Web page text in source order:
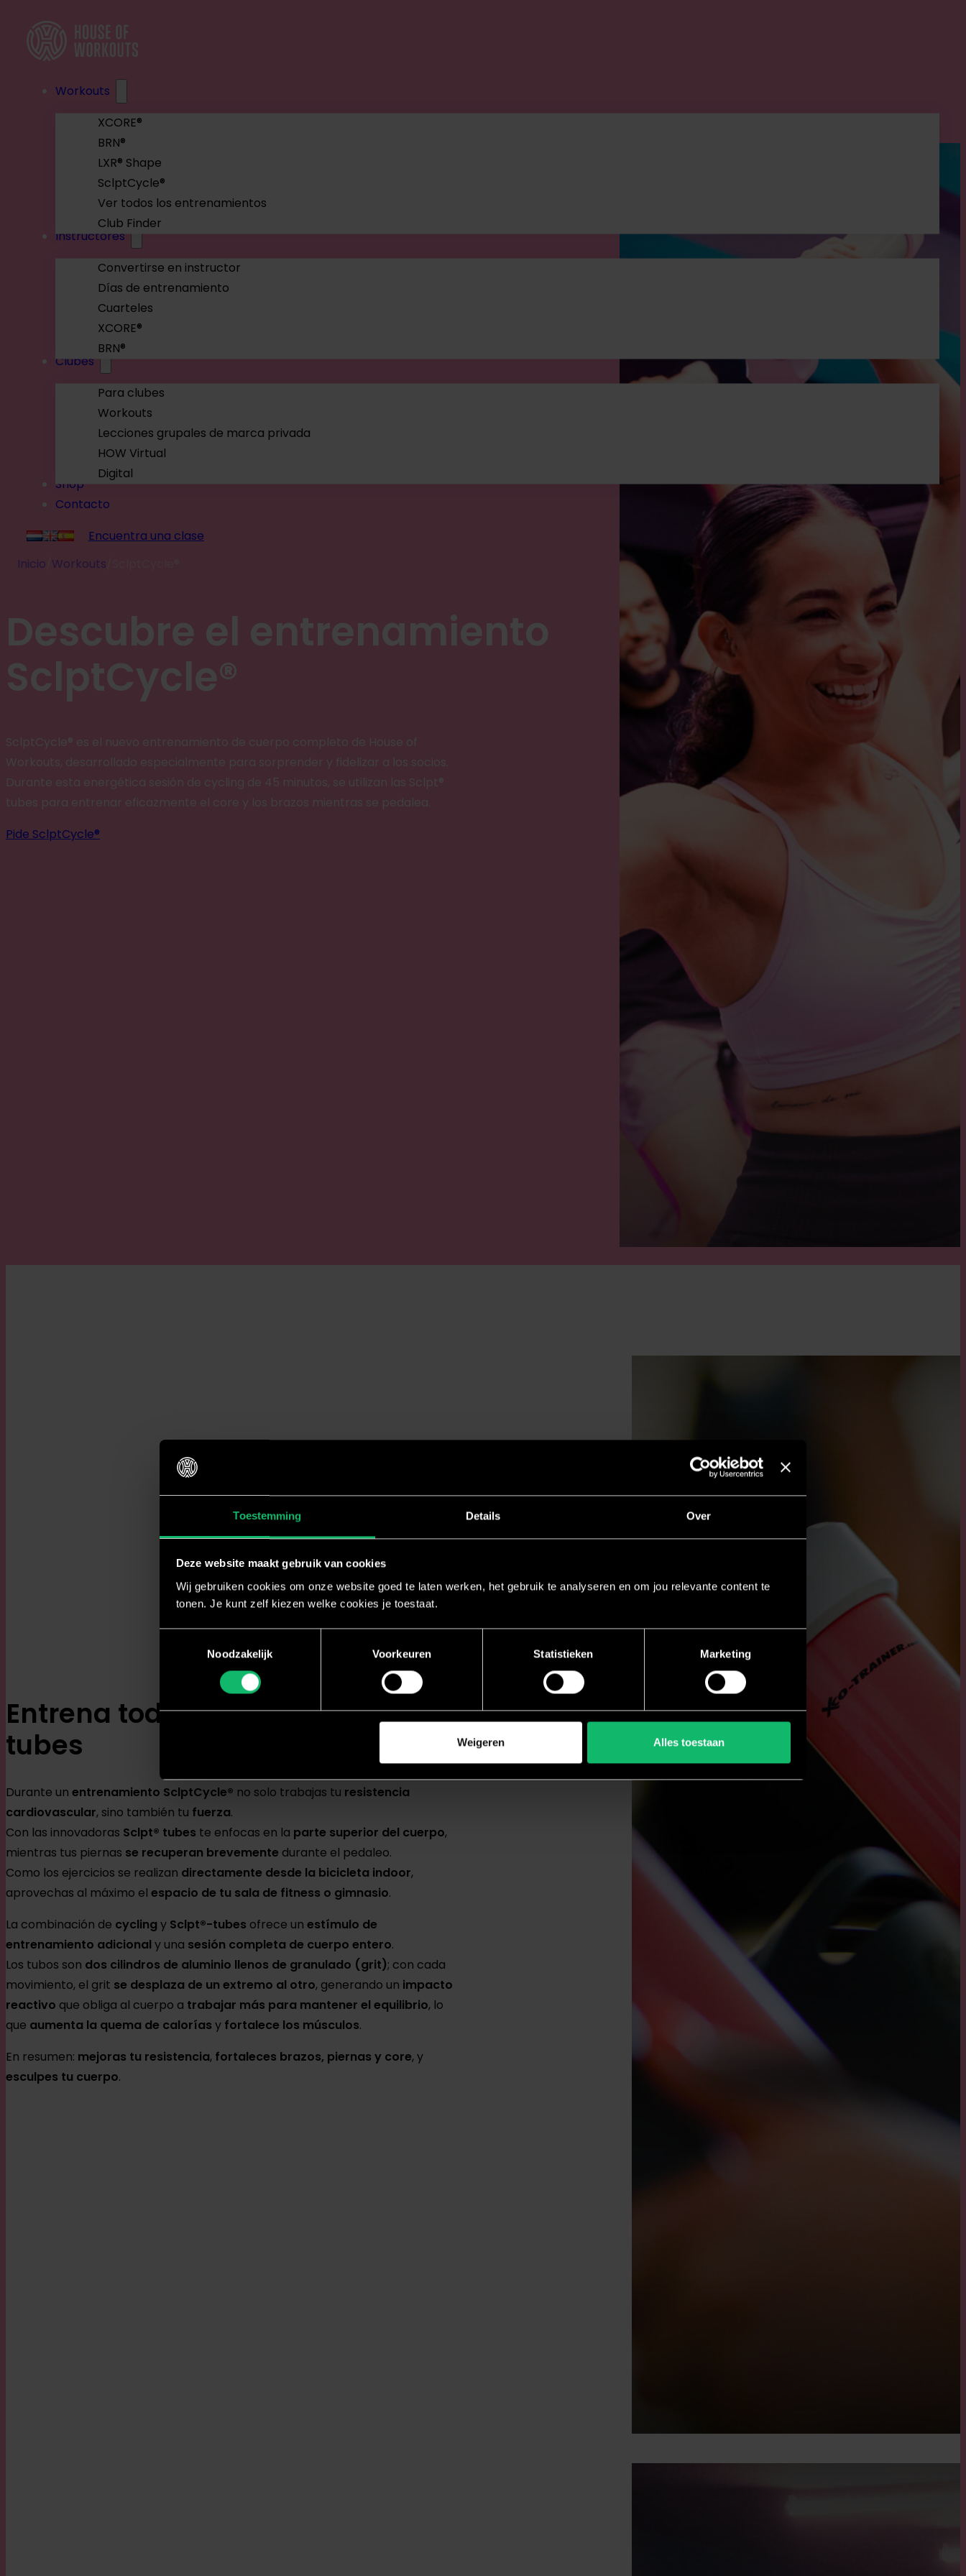
Toestemming Details Over
Deze website maakt gebruik van cookies
Wij gebruiken cookies om onze website goed te laten werken, het gebruik te analyseren en om jou relevante content te
tonen. Je kunt zelf kiezen welke cookies je toestaat.
Noodzakelijk
Voorkeuren Statistieken Marketing
Weigeren Alles toestaan
Workouts
XCORE®
BRN®
LXR® Shape
SclptCycle®
Ver todos los entrenamientos
Club Finder
Instructores
Convertirse en instructor
Días de entrenamiento
Cuarteles
XCORE®
BRN®
Clubes
Para clubes
Workouts
Lecciones grupales de marca privada
HOW Virtual
Digital
Shop
Contacto
Encuentra una clase
Inicio Workouts
Descubre el entrenamiento
SclptCycle®
SclptCycle® es el nuevo entrenamiento de cuerpo completo de House of
Workouts, desarrollado especialmente para sorprender y fidelizar a los socios.
Durante esta energética sesión de cycling de 45 minutos, se utilizan las Sclpt®
tubes para entrenar eficazmente el core y los brazos mientras se pedalea.
Pide SclptCycle®
Entrena todo el cuerpo con las Sclpt®-
tubes
Durante un entrenamiento SclptCycle® no solo trabajas tu resistencia
cardiovascular, sino también tu fuerza.
Con las innovadoras Sclpt® tubes te enfocas en la parte superior del cuerpo,
mientras tus piernas se recuperan brevemente durante el pedaleo.
Como los ejercicios se realizan directamente desde la bicicleta indoor,
aprovechas al máximo el espacio de tu sala de fitness o gimnasio.
La combinación de cycling y Sclpt®-tubes ofrece un estímulo de
entrenamiento adicional y una sesión completa de cuerpo entero.
Los tubos son dos cilindros de aluminio llenos de granulado (grit); con cada
movimiento, el grit se desplaza de un extremo al otro, generando un impacto
reactivo que obliga al cuerpo a trabajar más para mantener el equilibrio, lo
que aumenta la quema de calorías y fortalece los músculos.
En resumen: mejoras tu resistencia, fortaleces brazos, piernas y core, y
esculpes tu cuerpo.